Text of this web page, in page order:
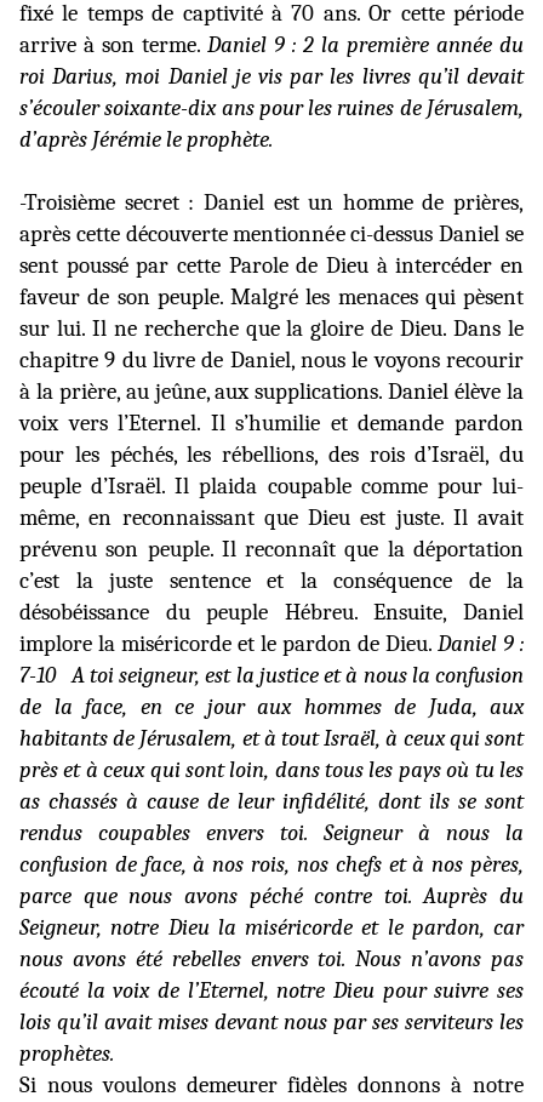
fixé le temps de captivité à 70 ans. Or cette période
arrive à son terme. Daniel 9 : 2 la première année du
roi Darius, moi Daniel je vis par les livres qu’il devait
s’écouler soixante-dix ans pour les ruines de Jérusalem,
d’après Jérémie le prophète.
-Troisième secret : Daniel est un homme de prières,
après cette découverte mentionnée ci-dessus Daniel se
sent poussé par cette Parole de Dieu à intercéder en
faveur de son peuple. Malgré les menaces qui pèsent
sur lui. Il ne recherche que la gloire de Dieu. Dans le
chapitre 9 du livre de Daniel, nous le voyons recourir
à la prière, au jeûne, aux supplications. Daniel élève la
voix vers l’Eternel. Il s’humilie et demande pardon
pour les péchés, les rébellions, des rois d’Israël, du
peuple d’Israël. Il plaida coupable comme pour lui-
même, en reconnaissant que Dieu est juste. Il avait
prévenu son peuple. Il reconnaît que la déportation
c’est la juste sentence et la conséquence de la
désobéissance du peuple Hébreu. Ensuite, Daniel
implore la miséricorde et le pardon de Dieu. Daniel 9 :
7-10 A toi seigneur, est la justice et à nous la confusion
de la face, en ce jour aux hommes de Juda, aux
habitants de Jérusalem, et à tout Israël, à ceux qui sont
près et à ceux qui sont loin, dans tous les pays où tu les
as chassés à cause de leur infidélité, dont ils se sont
rendus coupables envers toi. Seigneur à nous la
confusion de face, à nos rois, nos chefs et à nos pères,
parce que nous avons péché contre toi. Auprès du
Seigneur, notre Dieu la miséricorde et le pardon, car
nous avons été rebelles envers toi. Nous n’avons pas
écouté la voix de l’Eternel, notre Dieu pour suivre ses
lois qu’il avait mises devant nous par ses serviteurs les
prophètes.
Si nous voulons demeurer fidèles donnons à notre